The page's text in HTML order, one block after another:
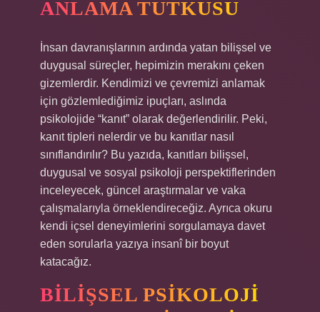
ANLAMA TUTKUSU
İnsan davranışlarının ardında yatan bilişsel ve
duygusal süreçler, hepimizin merakını çeken
gizemlerdir. Kendimizi ve çevremizi anlamak
için gözlemlediğimiz ipuçları, aslında
psikolojide “kanıt” olarak değerlendirilir. Peki,
kanıt tipleri nelerdir ve bu kanıtlar nasıl
sınıflandırılır? Bu yazıda, kanıtları bilişsel,
duygusal ve sosyal psikoloji perspektiflerinden
inceleyecek, güncel araştırmalar ve vaka
çalışmalarıyla örneklendireceğiz. Ayrıca okuru
kendi içsel deneyimlerini sorgulamaya davet
eden sorularla yazıya insanî bir boyut
katacağız.
BILIŞSEL PSIKOLOJI